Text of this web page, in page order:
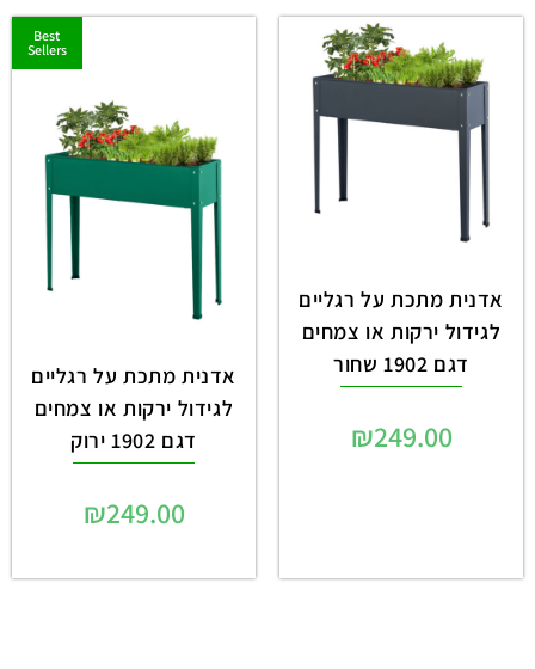
אדנית מתכת על רגליים
לגידול ירקות או צמחים
דגם 1902 שחור
₪249.00
Best
Sellers
אדנית מתכת על רגליים
לגידול ירקות או צמחים
דגם 1902 ירוק
₪249.00